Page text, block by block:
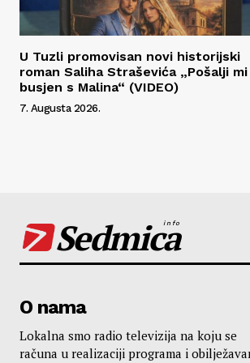
U Tuzli promovisan novi historijski
roman Saliha Straševića „Pošalji mi
busjen s Malina“ (VIDEO)
7. Augusta 2026.
Sedmica
info
O nama
Lokalna smo radio televizija na koju se
računa u realizaciji programa i